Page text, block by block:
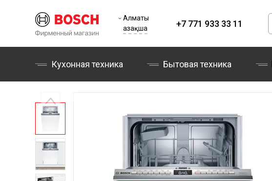
Алматы
Қазақша
+7 771 933 33 11
Кухонная техника Бытовая техника